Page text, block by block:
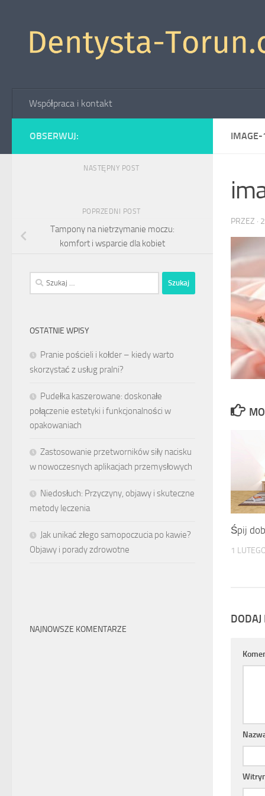
Współpraca i kontakt
PRZEZ ·
Śpij
1
OBSERWUJ:
NASTĘPNY POST
POPRZEDNI POST
Tampony na nietrzymanie moczu:
komfort i wsparcie dla kobiet
Szukaj:
OSTATNIE WPISY
Pranie pościeli i kołder – kiedy warto
skorzystać z usług pralni?
Pudełka kaszerowane: doskonałe
połączenie estetyki i funkcjonalności w
opakowaniach
Zastosowanie przetworników siły nacisku
w nowoczesnych aplikacjach przemysłowych
Niedosłuch: Przyczyny, objawy i skuteczne
metody leczenia
Jak unikać złego samopoczucia po kawie?
Objawy i porady zdrowotne
NAJNOWSZE KOMENTARZE